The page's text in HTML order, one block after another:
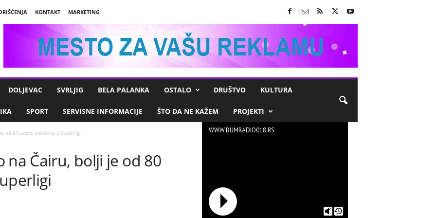
KONTAKT
MARKETING
DOLJEVAC SVRLJIG BELA PALANKA OSTALO DRUŠTVO KULTURA
SPORT SERVISNE INFORMACIJE ŠTO DA NE KAŽEM PROJEKTI
od 80 odsto stadiona u Superligi
na Čairu, bolji je od 80
WWW.BUMRADIO018.RS